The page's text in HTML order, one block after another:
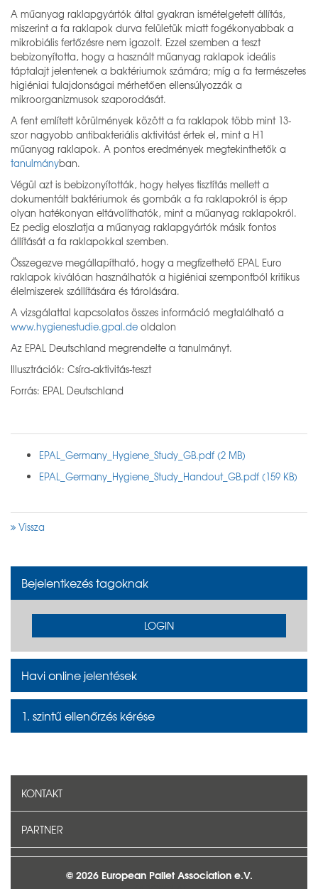
A műanyag raklapgyártók által gyakran ismételgetett állítás,
miszerint a fa raklapok durva felületük miatt fogékonyabbak a
mikrobiális fertőzésre nem igazolt. Ezzel szemben a teszt
bebizonyította, hogy a használt műanyag raklapok ideális
táptalajt jelentenek a baktériumok számára; míg a fa természetes
higiéniai tulajdonságai mérhetően ellensúlyozzák a
mikroorganizmusok szaporodását.
A fent említett körülmények között a fa raklapok több mint 13-
szor nagyobb antibakteriális aktivitást értek el, mint a H1
műanyag raklapok. A pontos eredmények megtekinthetők a
tanulmányban.
Végül azt is bebizonyították, hogy helyes tisztítás mellett a
dokumentált baktériumok és gombák a fa raklapokról is épp
olyan hatékonyan eltávolíthatók, mint a műanyag raklapokról.
Ez pedig eloszlatja a műanyag raklapgyártók másik fontos
állítását a fa raklapokkal szemben.
Összegezve megállapítható, hogy a megfizethető EPAL Euro
raklapok kiválóan használhatók a higiéniai szempontból kritikus
élelmiszerek szállítására és tárolására.
A vizsgálattal kapcsolatos összes információ megtalálható a
www.hygienestudie.gpal.de oldalon
Az EPAL Deutschland megrendelte a tanulmányt.
Illusztrációk: Csíra-aktivitás-teszt
Forrás: EPAL Deutschland
EPAL_Germany_Hygiene_Study_GB.pdf (2 MB)
EPAL_Germany_Hygiene_Study_Handout_GB.pdf (159 KB)
Vissza
Bejelentkezés tagoknak
LOGIN
Havi online jelentések
1. szintű ellenőrzés kérése
KONTAKT
PARTNER
© 2026 European Pallet Association e.V.